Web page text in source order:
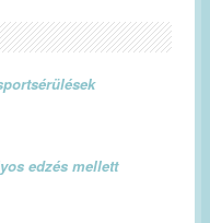
edzés mellett